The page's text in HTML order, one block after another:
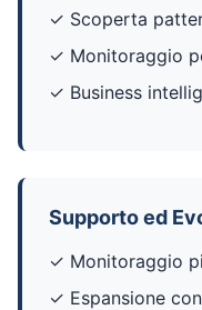
✓ Scoperta
✓ Monitoraggio
✓ Business
Supporto ed
✓ Monitoraggio
✓ Espansione